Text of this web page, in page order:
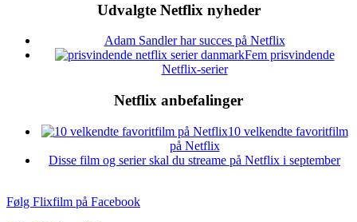
Udvalgte Netflix nyheder
Adam Sandler har succes på Netflix
Fem prisvindende
Netflix-serier
Netflix anbefalinger
10 velkendte favoritfilm
på Netflix
Disse film og serier skal du streame på Netflix i september
Følg Flixfilm på Facebook